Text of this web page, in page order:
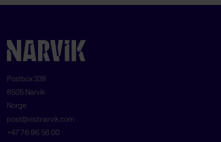
Postbox 338
8505 Narvik
Norge
post@visitnarvik.com
+47 76 96 56 00